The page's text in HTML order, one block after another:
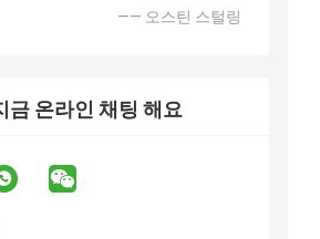
—— 오스틴 스털링
금 온라인 채팅 해요